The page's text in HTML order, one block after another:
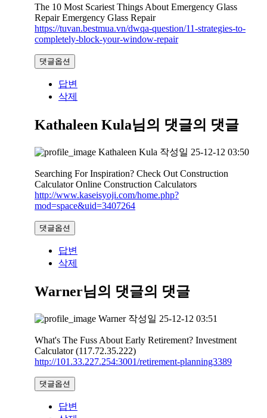
The 10 Most Scariest Things About Emergency Glass
Repair Emergency Glass Repair
https://tuvan.bestmua.vn/dwqa-question/11-strategies-to-
completely-block-your-window-repair
댓글옵션
답변
삭제
Kathaleen Kula님의 댓글의 댓글
Kathaleen Kula 작성일 25-12-12 03:50
Searching For Inspiration? Check Out Construction
Calculator Online Construction Calculators
http://www.kaseisyoji.com/home.php?
mod=space&uid=3407264
댓글옵션
답변
삭제
Warner님의 댓글의 댓글
Warner 작성일 25-12-12 03:51
What's The Fuss About Early Retirement? Investment
Calculator (117.72.35.222)
http://101.33.227.254:3001/retirement-planning3389
댓글옵션
답변